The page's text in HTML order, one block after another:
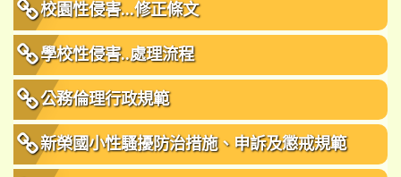
校園性侵害...修正條文
學校性侵害..處理流程
公務倫理行政規範
新榮國小性騷擾防治措施、申訴及懲戒規範